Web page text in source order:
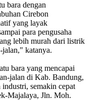
bara dengan
Cirebon
yang layak
para pengusaha
lebih murah dari listrik
katanya.
bara yang mencapai
jalan di Kab. Bandung,
semakin cepat
Majalaya, Jln. Moh.